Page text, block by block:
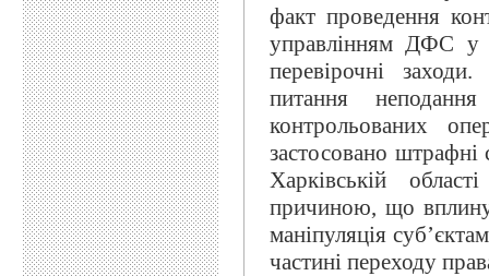
факт проведення
управлінням ДФС у
перевірочні
питання
контрольованих
застосовано
Харківській
причиною, що
маніпуляція
частині переходу